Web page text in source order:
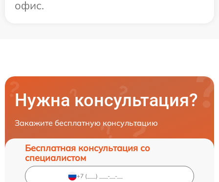
офис.
Нужна консультация?
Закажите бесплатную консультацию
Бесплатная консультация со
специалистом